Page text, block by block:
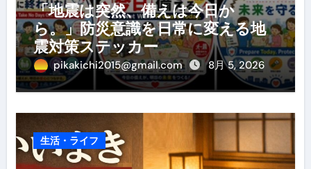
「地震は突然、備えは今日か
ら。」防災意識を日常に変える地
震対策ステッカー
pikakichi2015@gmail.com 8月 5, 2026
生活・ライフ